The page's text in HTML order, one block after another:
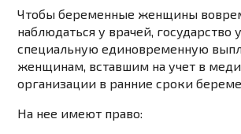
Чтобы беременные женщины
наблюдаться у врачей, государство
специальную единовременную
женщинам, вставшим на учет в
организации в ранние сроки
На нее имеют право: